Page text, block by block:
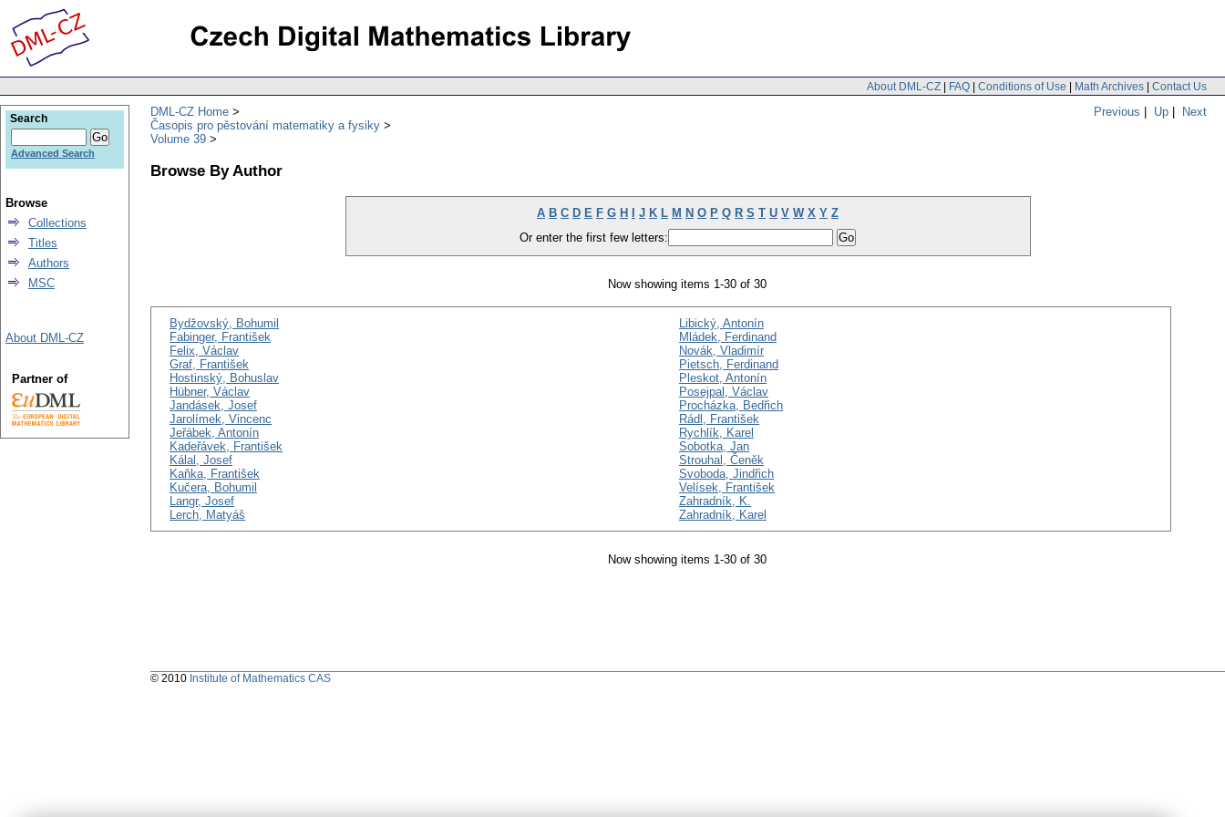
About DML-CZ | FAQ | Conditions of Use | Math Archives | Contact Us
Previous | Up | Next
DML-CZ Home
Časopis pro pěstování matematiky a fysiky
Volume 39
Browse By Author
A B C D E F G H J K L M N O P Q R S T U V W X Y Z
Or enter the first few letters:
Now showing items 1-30 of 30
Bydžovský, Bohumil
Fabinger, František
Felix, Václav
Graf, František
Hostinský, Bohuslav
Hübner, Václav
Jandásek, Josef
Jarolímek, Vincenc
Jeřábek, Antonín
Kadeřávek, František
Kálal, Josef
Kaňka, František
Kučera, Bohumil
Langr, Josef
Lerch, Matyáš
Libický, Antonín
Mládek, Ferdinand
Novák, Vladimír
Pietsch, Ferdinand
Pleskot, Antonín
Posejpal, Václav
Procházka, Bedřich
Rádl, František
Rychlík, Karel
Sobotka, Jan
Strouhal, Čeněk
Svoboda, Jindřich
Velísek, František
Zahradník, K.
Zahradník, Karel
Now showing items 1-30 of 30
Search
Advanced Search
Browse
Collections
Titles
Authors
MSC
About DML-CZ
Partner of
© 2010 Institute of Mathematics CAS